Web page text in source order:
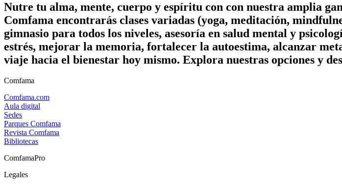
Nutre tu alma, mente, cuerpo y espíritu con con nuestra amplia
Comfama encontrarás clases variadas (yoga, meditación,
gimnasio para todos los niveles, asesoría en salud mental y
estrés, mejorar la memoria, fortalecer la autoestima, alcanzar
viaje hacia el bienestar hoy mismo. Explora nuestras opciones y
Comfama
Comfama.com
Aula digital
Sedes
Parques Comfama
Revista Comfama
Bibliotecas
ComfamaPro
Legales